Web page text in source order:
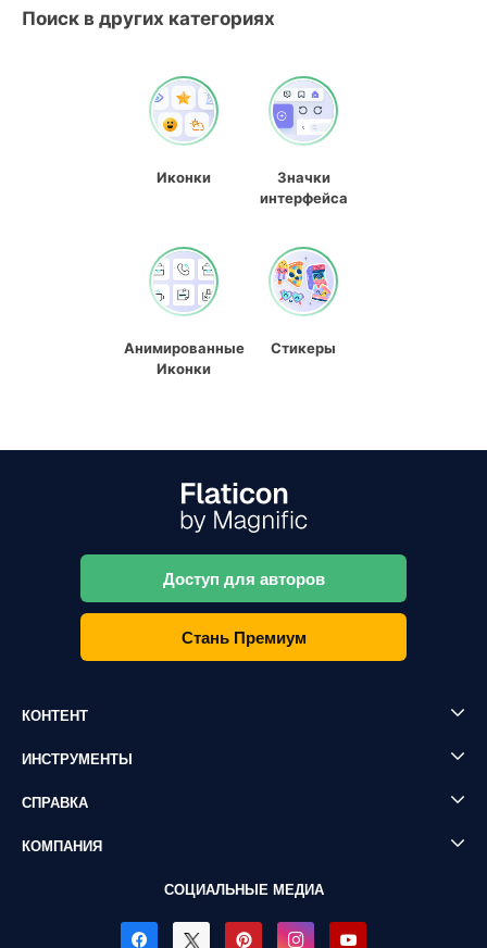
Поиск в других категориях
Иконки
Значки
интерфейса
Анимированные
Иконки
Стикеры
Доступ для авторов
Стань Премиум
КОНТЕНТ
ИНСТРУМЕНТЫ
СПРАВКА
КОМПАНИЯ
СОЦИАЛЬНЫЕ МЕДИА